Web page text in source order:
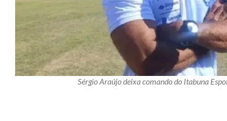
Sérgio Araújo deixa comando do Itabuna